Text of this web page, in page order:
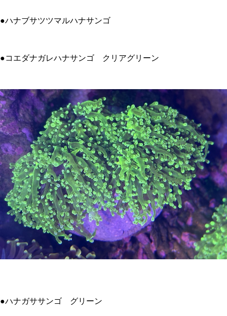
●ハナブサツツマルハナサンゴ
●コエダナガレハナサンゴ クリアグリーン
●ハナガササンゴ グリーン